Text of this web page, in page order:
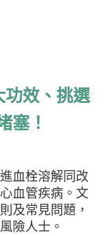
功效、挑選
塞！
血栓溶解同改
血管疾病。文
及常見問題，
險人士。